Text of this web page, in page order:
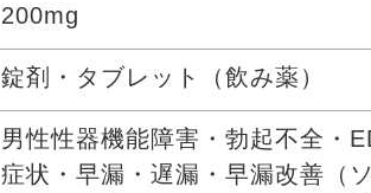
200mg
錠剤・タブレット（飲み薬）
男性性器機能障害・勃起不全・
症状・早漏・遅漏・早漏改善（